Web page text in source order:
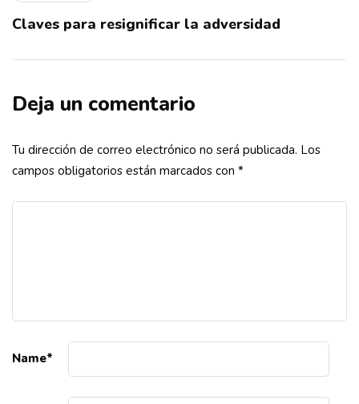
Claves para resignificar la adversidad
Deja un comentario
Tu dirección de correo electrónico no será publicada. Los
campos obligatorios están marcados con *
Name*